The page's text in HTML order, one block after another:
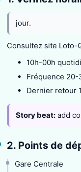
jour.
Consultez site Loto-
10h-00h
Fréquence 20-
Dernier retour
Story beat: add
2. Points de
Gare Centrale